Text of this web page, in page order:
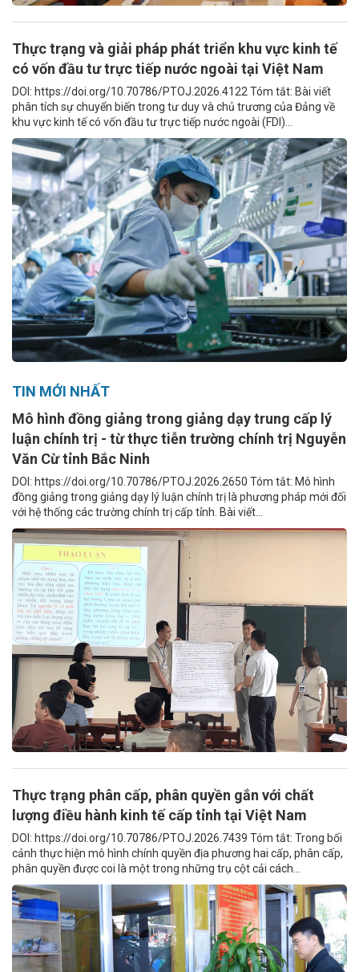
Thực trạng và giải pháp phát triển khu vực kinh tế
có vốn đầu tư trực tiếp nước ngoài tại Việt Nam
DOI: https://doi.org/10.70786/PTOJ.2026.4122 Tóm tắt: Bài viết
phân tích sự chuyển biến trong tư duy và chủ trương của Đảng về
khu vực kinh tế có vốn đầu tư trực tiếp nước ngoài (FDI)...
TIN MỚI NHẤT
Mô hình đồng giảng trong giảng dạy trung cấp lý
luận chính trị - từ thực tiễn trường chính trị Nguyễn
Văn Cừ tỉnh Bắc Ninh
DOI: https://doi.org/10.70786/PTOJ.2026.2650 Tóm tắt: Mô hình
đồng giảng trong giảng dạy lý luận chính trị là phương pháp mới đối
với hệ thống các trường chính trị cấp tỉnh. Bài viết...
Thực trạng phân cấp, phân quyền gắn với chất
lượng điều hành kinh tế cấp tỉnh tại Việt Nam
DOI: https://doi.org/10.70786/PTOJ.2026.7439 Tóm tắt: Trong bối
cảnh thực hiện mô hình chính quyền địa phương hai cấp, phân cấp,
phân quyền được coi là một trong những trụ cột cải cách...